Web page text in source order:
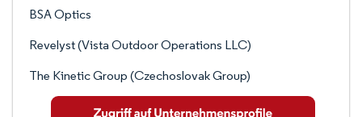
BSA Optics
Revelyst (Vista Outdoor Operations LLC)
The Kinetic Group (Czechoslovak Group)